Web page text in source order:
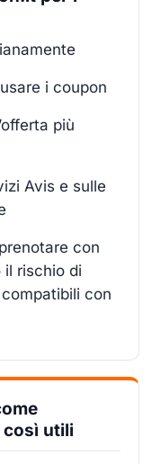
i coupon
più
Avis e sulle
con
il rischio di
con
utili